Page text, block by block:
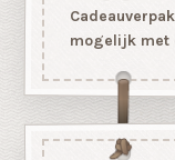
mogelijk met